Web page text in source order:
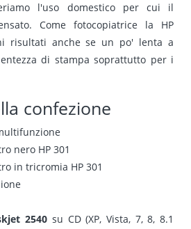
l'uso domestico per cui il
Come fotocopiatrice la HP
risultati anche se un po' lenta a
di stampa soprattutto per i
confezione
nero HP 301
in tricromia HP 301
2540 su CD (XP, Vista, 7, 8, 8.1